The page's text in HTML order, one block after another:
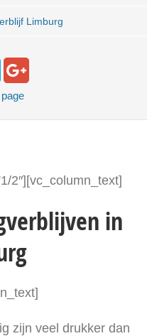
Limburg
2″][vc_column_text]
in
zijn veel drukker dan